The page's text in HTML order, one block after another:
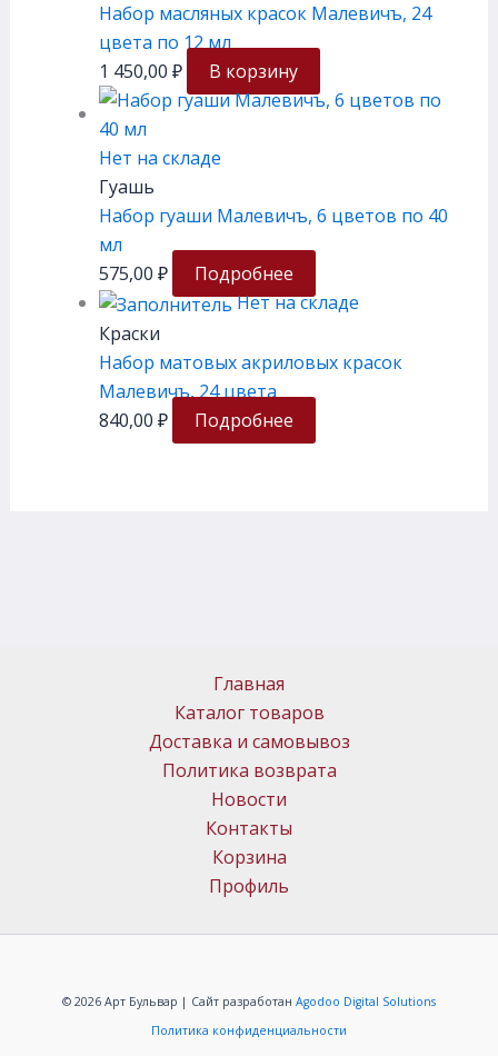
Набор масляных красок Малевичъ, 24
цвета по 12 мл
1 450,00 ₽ В корзину
Нет на складе
Гуашь
Набор гуаши Малевичъ, 6 цветов по 40
мл
575,00 ₽
Подробнее
Нет на складе
Краски
Набор матовых акриловых красок
Малевичъ, 24 цвета
840,00 ₽ Подробнее
Главная
Каталог товаров
Доставка и самовывоз
Политика возврата
Новости
Контакты
Корзина
Профиль
© 2026 Арт Бульвар | Сайт разработан Agodoo Digital Solutions
Политика конфиденциальности